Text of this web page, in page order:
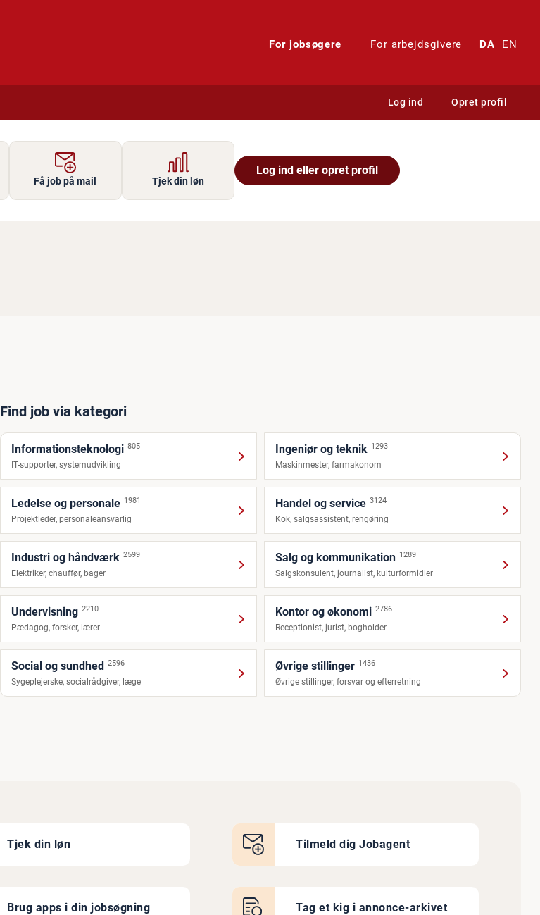
For jobsøgere For arbejdsgivere DA EN
Log ind Opret profil
Få job på mail Tjek din løn
Log ind eller opret profil
Find job via kategori
Informationsteknologi 805
IT-supporter, systemudvikling
Ingeniør og teknik 1293
Maskinmester, farmakonom
Ledelse og personale 1981
Projektleder, personaleansvarlig
Handel og service 3124
Kok, salgsassistent, rengøring
Industri og håndværk 2599
Elektriker, chauffør, bager
Salg og kommunikation 1289
Salgskonsulent, journalist, kulturformidler
Undervisning 2210
Pædagog, forsker, lærer
Kontor og økonomi 2786
Receptionist, jurist, bogholder
Social og sundhed 2596
Sygeplejerske, socialrådgiver, læge
Øvrige stillinger 1436
Øvrige stillinger, forsvar og efterretning
Tjek din løn Tilmeld dig Jobagent
Brug apps i din jobsøgning Tag et kig i annonce-arkivet